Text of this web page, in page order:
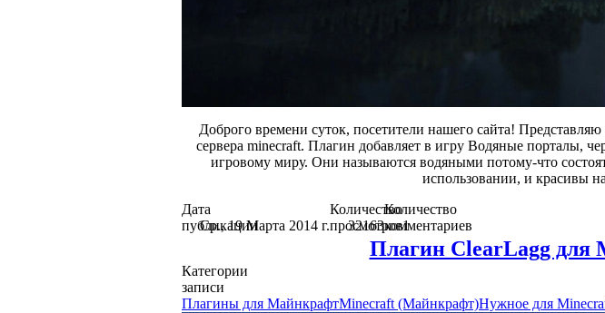
Доброго времени суток, посетители нашего сайта!
сервера minecraft. Плагин добавляет в игру Водяные порталы,
игровому миру. Они называются водяными потому-что
использовании, и красивы
Дата
публикации
Ср., 19 Марта 2014 г.
Количество
просмотров
32163
Количество
комментариев
1
Плагин ClearLagg для
Категории
записи
Плагины для МайнкрафтMinecraft (Майнкрафт)Нужное для